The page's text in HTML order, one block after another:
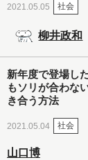
2021.05.05 社会
柳井政和
新年度で登場し
もソリが合わな
き合う方法
2021.05.04 社会
山口博